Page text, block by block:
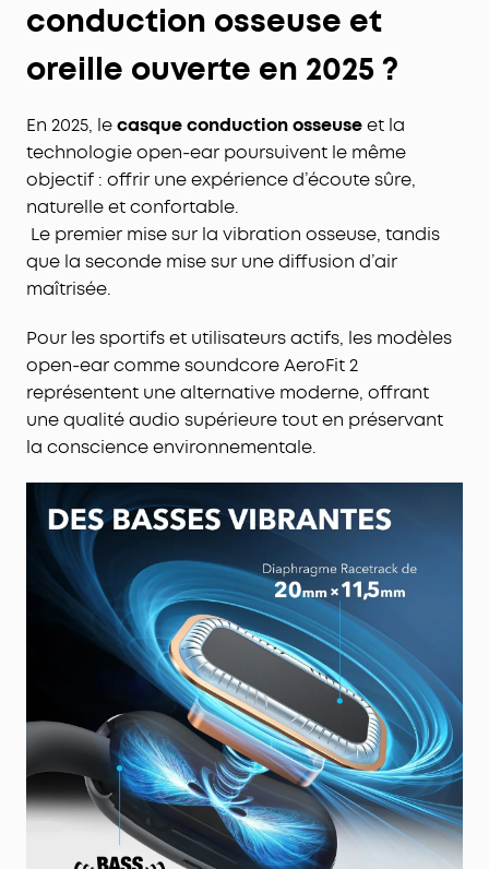
conduction osseuse et
oreille ouverte en 2025 ?
En 2025, lecasque conduction osseuseet la
technologie open-ear poursuivent le même
objectif : offrir une expérience d’écoute sûre,
naturelle et confortable.
Le premier mise sur la vibration osseuse, tandis
que la seconde mise sur une diffusion d’air
maîtrisée.
Pour les sportifs et utilisateurs actifs, les modèles
open-ear comme soundcore AeroFit 2
représentent une alternative moderne, offrant
une qualité audio supérieure tout en préservant
la conscience environnementale.